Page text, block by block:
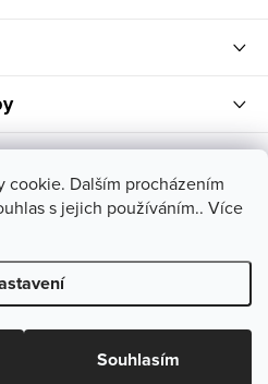
cookie. Dalším procházením
s jejich používáním.. Více
Souhlasím
ve správné velikosti? Napiš
práva vyhrazena.